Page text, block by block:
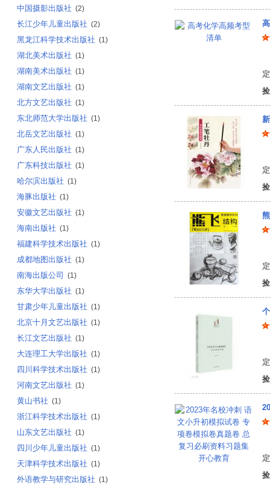
中国摄影出版社 (2)
长江少年儿童出版社 (2)
黑龙江科学技术出版社 (1)
湖北美术出版社 (1)
湖南美术出版社 (1)
湖南文艺出版社 (1)
北方文艺出版社 (1)
东北师范大学出版社 (1)
北岳文艺出版社 (1)
广东人民出版社 (1)
广东科技出版社 (1)
哈尔滨出版社 (1)
海豚出版社 (1)
安徽文艺出版社 (1)
海南出版社 (1)
福建科学技术出版社 (1)
成都地图出版社 (1)
南海出版公司 (1)
东华大学出版社 (1)
甘肃少年儿童出版社 (1)
北京十月文艺出版社 (1)
长江文艺出版社 (1)
大连理工大学出版社 (1)
四川科学技术出版社 (1)
河南文艺出版社 (1)
黄山书社 (1)
浙江科学技术出版社 (1)
山东文艺出版社 (1)
四川少年儿童出版社 (1)
天津科学技术出版社 (1)
外语教学与研究出版社 (1)